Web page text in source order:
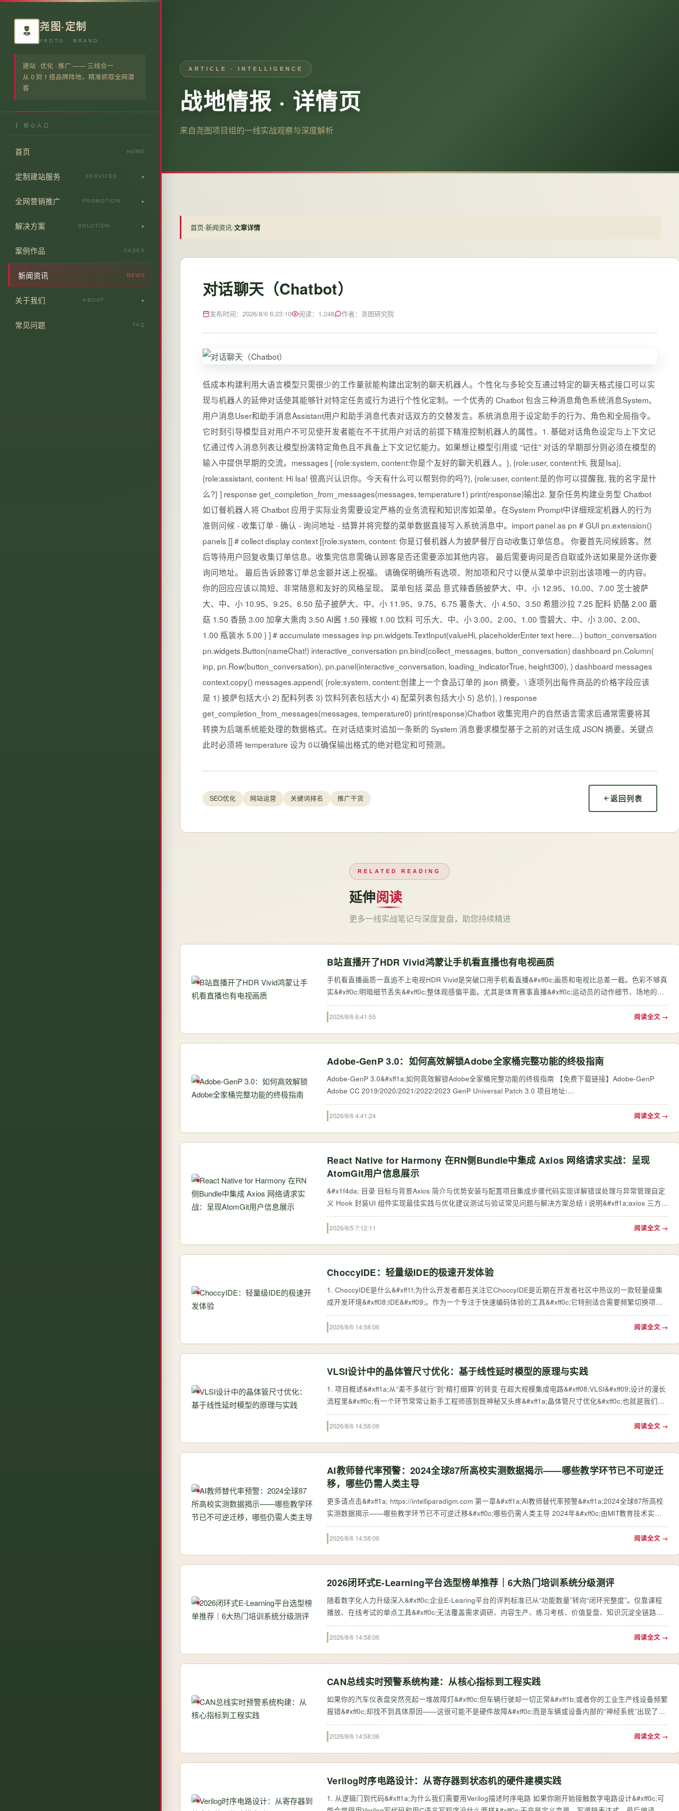
尧图·定制
YAOTU · BRAND
建站 · 优化 · 推广 —— 三线合一
从 0 到 1 搭品牌阵地，精准抓取全网潜
客
┃ 核心入口
首页 HOME
定制建站服务 SERVICES
全行业网站定制
电商站群搭建
H5/落地页/活动页
全网营销推广 PROMOTION
全网线上营销推广
关键词排名提升
多渠道推广方案
定制站流量变现
解决方案 SOLUTION
行业解决方案
中小品牌线上拓客
推广数据复盘
案例作品 CASES
新闻资讯 NEWS
关于我们 ABOUT
公司简介
常见问题 FAQ
ARTICLE · INTELLIGENCE
战地情报 · 详情页
来自尧图项目组的一线实战观察与深度解析
首页›新闻资讯›文章详情
对话聊天（Chatbot）
发布时间：2026/8/6 6:23:10 阅读：1,248 作者：尧图研究院
低成本构建利用大语言模型只需很少的工作量就能构建出定制的聊天机器人。个性化与多轮交互通过特定的聊天格式接口可以实
现与机器人的延伸对话使其能够针对特定任务或行为进行个性化定制。一个优秀的 Chatbot 包含三种消息角色系统消息System、
用户消息User和助手消息Assistant用户和助手消息代表对话双方的交替发言。系统消息用于设定助手的行为、角色和全局指令。
它时刻引导模型且对用户不可见使开发者能在不干扰用户对话的前提下精准控制机器人的属性。1. 基础对话角色设定与上下文记
忆通过传入消息列表让模型扮演特定角色且不具备上下文记忆能力。如果想让模型引用或 “记住” 对话的早期部分则必须在模型的
输入中提供早期的交流。messages [ {role:system, content:你是个友好的聊天机器人。}, {role:user, content:Hi, 我是Isa},
{role:assistant, content: Hi Isa! 很高兴认识你。今天有什么可以帮到你的吗?}, {role:user, content:是的你可以提醒我, 我的名字是什
么?} ] response get_completion_from_messages(messages, temperature1) print(response)输出2. 复杂任务构建业务型 Chatbot
如订餐机器人将 Chatbot 应用于实际业务需要设定严格的业务流程和知识库如菜单。在System Prompt中详细规定机器人的行为
准则问候 - 收集订单 - 确认 - 询问地址 - 结算并将完整的菜单数据直接写入系统消息中。import panel as pn # GUI pn.extension()
panels [] # collect display context [{role:system, content: 你是订餐机器人为披萨餐厅自动收集订单信息。 你要首先问候顾客。然
后等待用户回复收集订单信息。收集完信息需确认顾客是否还需要添加其他内容。 最后需要询问是否自取或外送如果是外送你要
询问地址。 最后告诉顾客订单总金额并送上祝福。 请确保明确所有选项、附加项和尺寸以便从菜单中识别出该项唯一的内容。
你的回应应该以简短、非常随意和友好的风格呈现。 菜单包括 菜品 意式辣香肠披萨大、中、小 12.95、10.00、7.00 芝士披萨
大、中、小 10.95、9.25、6.50 茄子披萨大、中、小 11.95、9.75、6.75 薯条大、小 4.50、3.50 希腊沙拉 7.25 配料 奶酪 2.00 蘑
菇 1.50 香肠 3.00 加拿大熏肉 3.50 AI酱 1.50 辣椒 1.00 饮料 可乐大、中、小 3.00、2.00、1.00 雪碧大、中、小 3.00、2.00、
1.00 瓶装水 5.00 } ] # accumulate messages inp pn.widgets.TextInput(valueHi, placeholderEnter text here…) button_conversation
pn.widgets.Button(nameChat!) interactive_conversation pn.bind(collect_messages, button_conversation) dashboard pn.Column(
inp, pn.Row(button_conversation), pn.panel(interactive_conversation, loading_indicatorTrue, height300), ) dashboard messages
context.copy() messages.append( {role:system, content:创建上一个食品订单的 json 摘要。\ 逐项列出每件商品的价格字段应该
是 1) 披萨包括大小 2) 配料列表 3) 饮料列表包括大小 4) 配菜列表包括大小 5) 总价}, ) response
get_completion_from_messages(messages, temperature0) print(response)Chatbot 收集完用户的自然语言需求后通常需要将其
转换为后端系统能处理的数据格式。在对话结束时追加一条新的 System 消息要求模型基于之前的对话生成 JSON 摘要。关键点
此时必须将 temperature 设为 0以确保输出格式的绝对稳定和可预测。
SEO优化 网站运营 关键词排名 推广干货 返回列表
RELATED READING
延伸阅读
更多一线实战笔记与深度复盘，助您持续精进
B站直播开了HDR Vivid鸿蒙让手机看直播也有电视画质
手机看直播画质一直追不上电视HDR Vivid是突破口用手机看直播&#xff0c;画质和电视比总差一截。色彩不够真
实&#xff0c;明暗细节丢失&#xff0c;整体观感偏平面。尤其是体育赛事直播&#xff0c;运动员的动作细节、场地的光
影效果&#xff0c;在手机小屏上经常糊成一团。 …
2026/8/6 6:41:55 阅读全文 →
Adobe-GenP 3.0：如何高效解锁Adobe全家桶完整功能的终极指南
Adobe-GenP 3.0&#xff1a;如何高效解锁Adobe全家桶完整功能的终极指南 【免费下载链接】Adobe-GenP
Adobe CC 2019/2020/2021/2022/2023 GenP Universal Patch 3.0 项目地址:
https://gitcode.com/gh_mirrors/ad/Adobe-GenP Adobe-GenP 3.0是一款强大的Adobe通用破解工…
2026/8/6 4:41:24 阅读全文 →
React Native for Harmony 在RN侧Bundle中集成 Axios 网络请求实战：呈现
AtomGit用户信息展示
&#x1f4da; 目录 目标与背景Axios 简介与优势安装与配置项目集成步骤代码实现详解错误处理与异常管理自定
义 Hook 封装UI 组件实现最佳实践与优化建议测试与验证常见问题与解决方案总结 ℹ️ 说明&#xff1a;axios 三方库
在适配开源鸿蒙过程不涉及代码修改&#xff0c;可直…
2026/8/5 7:12:11 阅读全文 →
ChoccyIDE：轻量级IDE的极速开发体验
1. ChoccyIDE是什么&#xff1f;为什么开发者都在关注它ChoccyIDE是近期在开发者社区中热议的一款轻量级集
成开发环境&#xff08;IDE&#xff09;。作为一个专注于快速编码体验的工具&#xff0c;它特别适合需要频繁切换项目
或进行原型开发的程序员。我第一次接触ChoccyIDE是在…
2026/8/6 14:58:06 阅读全文 →
VLSI设计中的晶体管尺寸优化：基于线性延时模型的原理与实践
1. 项目概述&#xff1a;从“差不多就行”到“精打细算”的转变 在超大规模集成电路&#xff08;VLSI&#xff09;设计的漫长
流程里&#xff0c;有一个环节常常让新手工程师感到既神秘又头疼&#xff1a;晶体管尺寸优化&#xff0c;也就是我们常
说的Transistor Sizing。你可能已…
2026/8/6 14:58:06 阅读全文 →
AI教师替代率预警：2024全球87所高校实测数据揭示——哪些教学环节已不可逆迁
移，哪些仍需人类主导
更多请点击&#xff1a; https://intelliparadigm.com 第一章&#xff1a;AI教师替代率预警&#xff1a;2024全球87所高校
实测数据揭示——哪些教学环节已不可逆迁移&#xff0c;哪些仍需人类主导 2024年&#xff0c;由MIT教育技术实验
室牵头、覆盖北美、欧洲、东亚及大洋洲共…
2026/8/6 14:58:06 阅读全文 →
2026闭环式E-Learning平台选型榜单推荐｜6大热门培训系统分级测评
随着数字化人力升级深入&#xff0c;企业E-Learing平台的评判标准已从“功能数量”转向“闭环完整度”。仅靠课程
播放、在线考试的单点工具&#xff0c;无法覆盖需求调研、内容生产、练习考核、价值复盘、知识沉淀全链路
&#xff0c;极易沦为低使用率的摆设。本文以培训平台闭环…
2026/8/6 14:58:06 阅读全文 →
CAN总线实时预警系统构建：从核心指标到工程实践
如果你的汽车仪表盘突然亮起一堆故障灯&#xff0c;但车辆行驶却一切正常&#xff1b;或者你的工业生产线设备频繁
报错&#xff0c;却找不到具体原因——这很可能不是硬件故障&#xff0c;而是车辆或设备内部的“神经系统”出现了问
题。这个神经系统&#xff0c;就是 CAN总线 …
2026/8/6 14:58:06 阅读全文 →
Verilog时序电路设计：从寄存器到状态机的硬件建模实践
1. 从逻辑门到代码&#xff1a;为什么我们需要用Verilog描述时序电路 如果你刚开始接触数字电路设计&#xff0c;可